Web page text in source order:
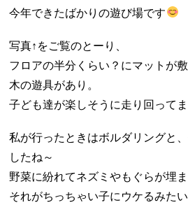
今年できたばかりの遊び場です
写真↑をご覧のとーり、
フロアの半分くらい？にマットが
木の遊具があり。
子ども達が楽しそうに走り回ってま
私が行ったときはボルダリングと
したね～
野菜に紛れてネズミやもぐらが埋ま
それがちっちゃい子にウケるみたい